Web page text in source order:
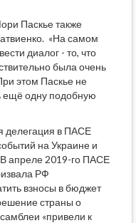
Паскье также
«На самом
диалог - то, что
была очень
этом Паскье не
ещё одну подобную
делегация в ПАСЕ
на Украине и
апреле 2019-го ПАСЕ
РФ
взносы в бюджет
страны о
«привели к